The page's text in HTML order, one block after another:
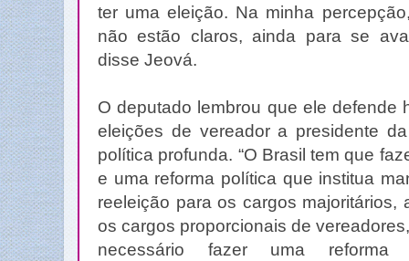
ter uma eleição. Na minha
não estão claros, ainda para se
disse Jeová.
O deputado lembrou que ele defende
eleições de vereador a presidente
política profunda. “O Brasil tem que
e uma reforma política que institua
reeleição para os cargos majoritários,
os cargos proporcionais de
necessário fazer uma reforma